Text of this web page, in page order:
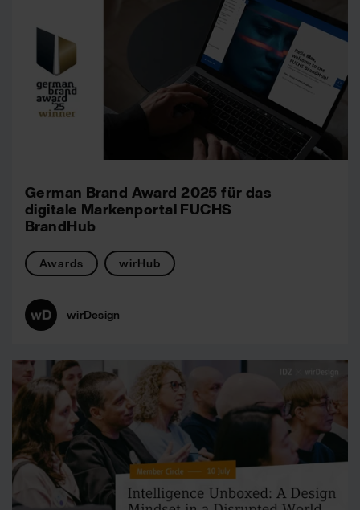
German Brand Award 2025 für das
digitale Markenportal FUCHS
BrandHub
Awards wirHub
wirDesign